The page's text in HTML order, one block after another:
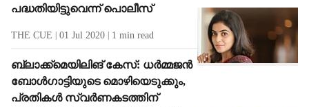
പദ്ധതിയിട്ടുവെന്ന് പൊലീസ്
THE CUE 01 Jul 2020 1 min read
ബ്ലാക്ക്‌മെയിലിങ് കേസ്: ധര്‍മ്മജന്‍
ബോള്‍ഗാട്ടിയുടെ മൊഴിയെടുക്കും,
പ്രതികള്‍ സ്വര്‍ണകടത്തിന്